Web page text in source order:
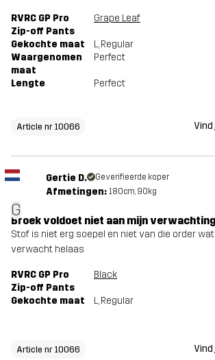
RVRC GP Pro
Zip-off Pants
Grape Leaf
Gekochte maat L, Regular
Waargenomen
maat
Perfect
Lengte Perfect
Article nr 10066
G
Gertie D. Geverifieerde koper
Afmetingen: 180cm, 90kg
Broek voldoet niet aan mijn
Stof is niet erg soepel en niet van die order
verwacht helaas
RVRC GP Pro
Zip-off Pants
Black
Gekochte maat L, Regular
Article nr 10066